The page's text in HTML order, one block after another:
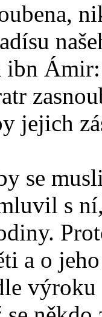
ibn
jejich
se
s
a o